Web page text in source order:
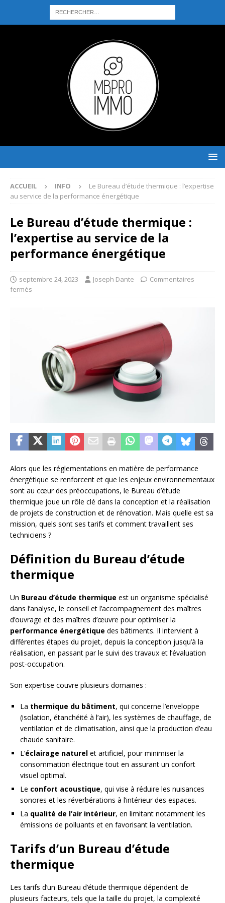
ACCUEIL INFO
Le Bureau d’étude thermique : l’expertise
au service de la performance énergétique
Le Bureau d’étude thermique :
l’expertise au service de la
performance énergétique
septembre 24, 2023 Joseph Dante
Commentaires
fermés
Alors que les réglementations en matière de performance
énergétique se renforcent et que les enjeux environnementaux
sont au cœur des préoccupations, le Bureau d’étude
thermique joue un rôle clé dans la conception et la réalisation
de projets de construction et de rénovation. Mais quelle est sa
mission, quels sont ses tarifs et comment travaillent ses
techniciens ?
Définition du Bureau d’étude
thermique
Un Bureau d’étude thermique est un organisme spécialisé
dans l’analyse, le conseil et l’accompagnement des maîtres
d’ouvrage et des maîtres d’œuvre pour optimiser la
performance énergétique des bâtiments. Il intervient à
différentes étapes du projet, depuis la conception jusqu’à la
réalisation, en passant par le suivi des travaux et l’évaluation
post-occupation.
Son expertise couvre plusieurs domaines :
La thermique du bâtiment, qui concerne l’enveloppe
(isolation, étanchéité à l’air), les systèmes de chauffage, de
ventilation et de climatisation, ainsi que la production d’eau
chaude sanitaire.
L’éclairage naturel et artificiel, pour minimiser la
consommation électrique tout en assurant un confort
visuel optimal.
Le confort acoustique, qui vise à réduire les nuisances
sonores et les réverbérations à l’intérieur des espaces.
La qualité de l’air intérieur, en limitant notamment les
émissions de polluants et en favorisant la ventilation.
Tarifs d’un Bureau d’étude
thermique
Les tarifs d’un Bureau d’étude thermique dépendent de
plusieurs facteurs, tels que la taille du projet, la complexité